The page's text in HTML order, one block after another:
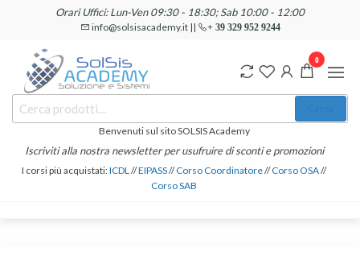
contenuto
Orari Uffici: Lun-Ven 09:30 - 18:30; Sab 10:00 - 12:00
info@solsisacademy.it || + 39 329 952 9244
SOLSIS
Academy
Corsi e
Certificazioni
Linguistiche
Benvenuti sul sito SOLSIS Academy
Iscriviti alla nostra newsletter per usufruire di sconti e promozioni
I corsi più acquistati:ICDL//EIPASS//Corso Coordinatore//Corso OSA//
Corso SAB
0